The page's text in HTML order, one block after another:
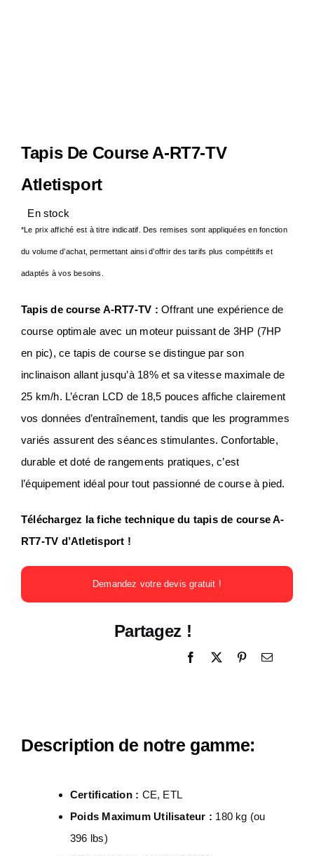
Tapis De Course A-RT7-TV
Atletisport
En stock
*Le prix affiché est à titre indicatif. Des remises sont appliquées en fonction
du volume d’achat, permettant ainsi d’offrir des tarifs plus compétitifs et
adaptés à vos besoins.
Tapis de course A-RT7-TV : Offrant une expérience de
course optimale avec un moteur puissant de 3HP (7HP
en pic), ce tapis de course se distingue par son
inclinaison allant jusqu’à 18% et sa vitesse maximale de
25 km/h. L’écran LCD de 18,5 pouces affiche clairement
vos données d’entraînement, tandis que les programmes
variés assurent des séances stimulantes. Confortable,
durable et doté de rangements pratiques, c’est
l’équipement idéal pour tout passionné de course à pied.
Téléchargez la fiche technique du tapis de course A-
RT7-TV d’Atletisport !
Demandez votre devis gratuit !
Partagez !
Description de notre gamme:
Certification : CE, ETL
Poids Maximum Utilisateur : 180 kg (ou
396 lbs)